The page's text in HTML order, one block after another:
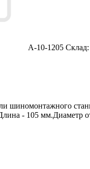
A-10-1205
шиномонтажного
- 105 мм.Диаметр